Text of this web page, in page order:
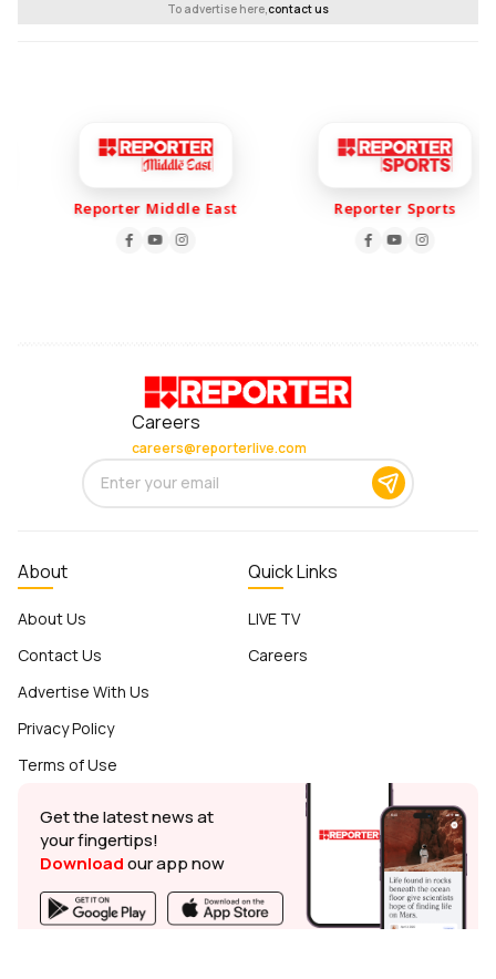
To advertise here,contact us
Reporter Middle East Reporter Sports
Careers
careers@reporterlive.com
About
About Us
Contact Us
Advertise With Us
Privacy Policy
Terms of Use
Quick Links
LIVE TV
Careers
Get the latest news at
your fingertips!
Downloadour app now